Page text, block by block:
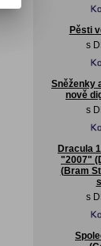
Pěsti
s
Sněženky
nově
s
Dracula
"2007"
(Bram
s